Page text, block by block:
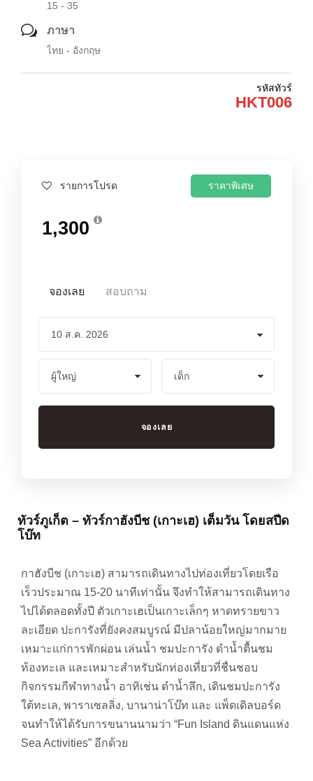
15 - 35
ภาษา
ไทย - อังกฤษ
รหัสทัวร์
HKT006
ทัวร์ภูเก็ต – ทัวร์กาฮังบีช (เกาะเฮ) เต็มวัน โดยสปีด
โบ๊ท
กาฮังบีช (เกาะเฮ) สามารถเดินทางไปท่องเที่ยวโดยเรือ
เร็วประมาณ 15-20 นาทีเท่านั้น จึงทำให้สามารถเดินทาง
ไปได้ตลอดทั้งปี ตัวเกาะเฮเป็นเกาะเล็กๆ หาดทรายขาว
ละเอียด ปะการังที่ยังคงสมบูรณ์ มีปลาน้อยใหญ่มากมาย
เหมาะแก่การพักผ่อน เล่นน้ำ ชมปะการัง ดำน้ำตื้นชม
ท้องทะเล และเหมาะสำหรับนักท่องเที่ยวที่ชื่นชอบ
กิจกรรมกีฬาทางน้ำ อาทิเช่น ดำน้ำลึก, เดินชมปะการัง
ใต้ทะเล, พาราเซลลิ่ง, บานาน่าโบ๊ท และ แพ็ดเดิลบอร์ด
จนทำให้ได้รับการขนานนามว่า “Fun Island ดินแดนแห่ง
Sea Activities” อีกด้วย
รายการโปรด ราคาพิเศษ
1,300
จองเลย สอบถาม